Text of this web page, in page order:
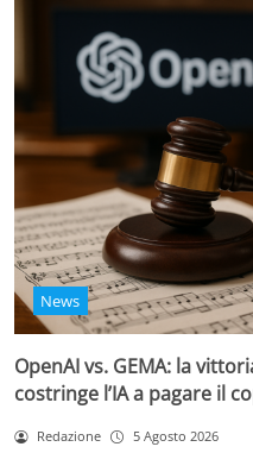
News
OpenAI vs. GEMA: la
costringe l’IA a pagare il
Redazione 5 Agosto 2026